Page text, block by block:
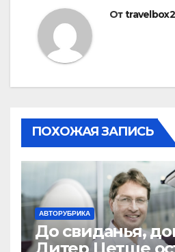
От
ПОХОЖАЯ ЗАПИСЬ
АВТОРУБРИКА
До свиданья,